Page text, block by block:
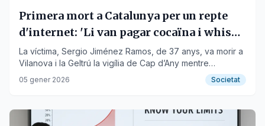
Primera mort a Catalunya per un repte
d'internet: 'Li van pagar cocaïna i whisky
perquè es matés'
La víctima, Sergio Jiménez Ramos, de 37 anys, va morir a
Vilanova i la Geltrú la vigília de Cap d’Any mentre
retransmetia el consum de drogues en directe.
05 gener 2026 Societat